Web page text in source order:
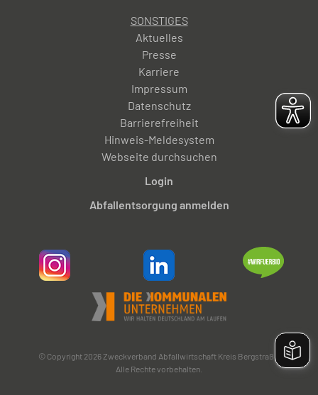
SONSTIGES
Aktuelles
Presse
Karriere
Impressum
Datenschutz
Barrierefreiheit
Hinweis-Meldesystem
Webseite durchsuchen
Login
Abfallentsorgung anmelden
© Copyright 2026 Zweckverband Abfallwirtschaft Kreis Bergstraße.
Alle Rechte vorbehalten.